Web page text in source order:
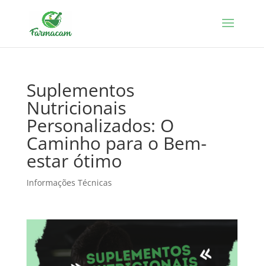
Suplementos
Nutricionais
Personalizados: O
Caminho para o Bem-
estar ótimo
Informações Técnicas